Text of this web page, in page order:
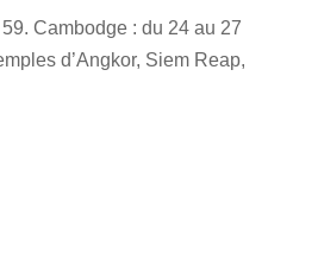
59. Cambodge : du 24 au 27
d’Angkor, Siem Reap,